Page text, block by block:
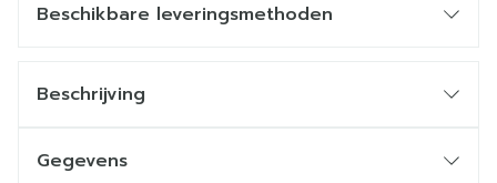
Beschikbare leveringsmethoden
Beschrijving
Gegevens